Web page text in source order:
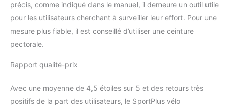
connexion sans fil rend
ton entraînement encore
plus varié. Tu peux y
vitesse, la distance, les
RPM, les calories et le
précis, comme indiqué dans le manuel, il demeure un outil utile
pour les utilisateurs cherchant à surveiller leur effort. Pour une
mesure plus fiable, il est conseillé d’utiliser une ceinture
pectorale.
Rapport qualité-prix
Avec une moyenne de 4,5 étoiles sur 5 et des retours très
positifs de la part des utilisateurs, le SportPlus vélo